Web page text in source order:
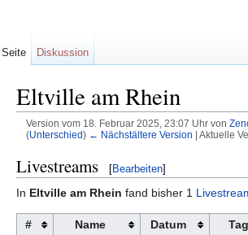
Eltville am Rhein
Version vom 18. Februar 2025, 23:07 Uhr von
(Unterschied) ← Nächstältere Version | Aktuelle
Livestreams [Bearbeiten]
In Eltville am Rhein fand bisher 1
# Name Datum Tag
Seite Diskussion